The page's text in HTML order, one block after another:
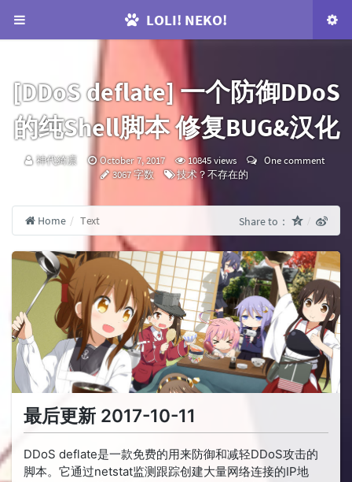
LOLI! NEKO!
[DDoS deflate] 一个防御DDoS
的纯Shell脚本 修复BUG&汉化
咕：
神代綺凛
发
布
October 7, 2017 10845 views
One comment
3067 字数
Categories：
技术？不存在的
Home Text Share to：
最后更新 2017-10-11
DDoS deflate是一款免费的用来防御和减轻DDoS攻击的
脚本。它通过netstat监测跟踪创建大量网络连接的IP地